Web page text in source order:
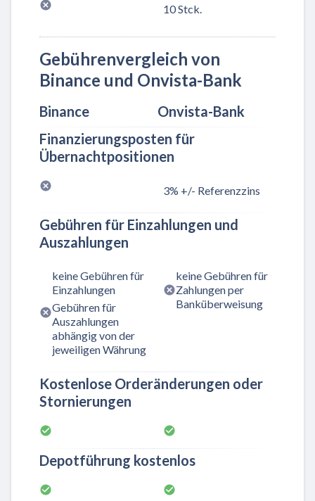
10 Stck.
Gebührenvergleich von
Binance und Onvista-Bank
Binance
Onvista-Bank
Finanzierungsposten für
Übernachtpositionen
3% +/- Referenzzins
Gebühren für Einzahlungen und
Auszahlungen
keine Gebühren für
Einzahlungen
Gebühren für
Auszahlungen
abhängig von der
jeweiligen Währung
keine Gebühren für
Zahlungen per
Banküberweisung
Kostenlose Orderänderungen oder
Stornierungen
Depotführung kostenlos